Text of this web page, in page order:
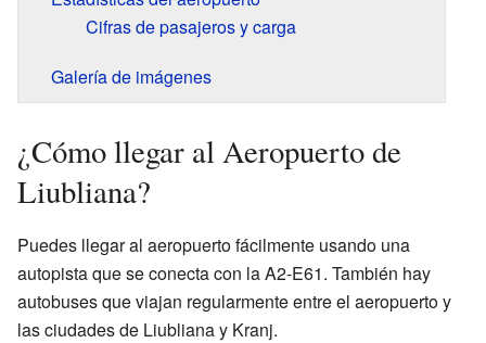
Cifras de pasajeros y carga
Galería de imágenes
¿Cómo llegar al Aeropuerto de
Liubliana?
Puedes llegar al aeropuerto fácilmente usando una
autopista que se conecta con la A2-E61. También hay
autobuses que viajan regularmente entre el aeropuerto y
las ciudades de Liubliana y Kranj.